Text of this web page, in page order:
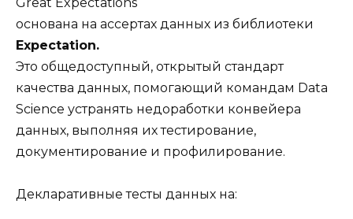
основана на ассертах данных из библиотеки
Expectation.
Это общедоступный, открытый стандарт
качества данных, помогающий командам Data
Science устранять недоработки конвейера
данных, выполняя их тестирование,
документирование и профилирование.
Декларативные тесты данных на: